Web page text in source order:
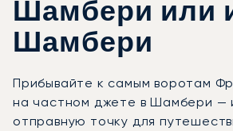
Шамбери или
Шамбери
Прибывайте к самым воротам
на частном джете в Шамбери —
отправную точку для